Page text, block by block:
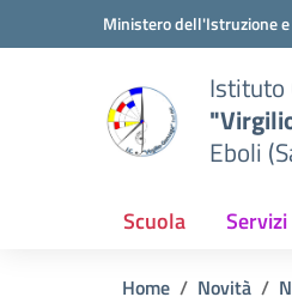
Vai ai contenuti
Vai al menu di navigazione
Ministero dell'Istruzione
Istituto
Eboli
Scuola Servizi
Home Novità